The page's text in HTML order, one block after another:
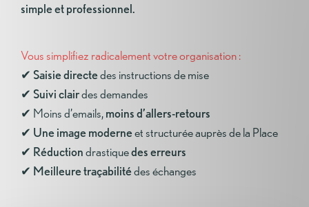
simple et professionnel.
Vous simplifiez radicalement votre organisation :
✔ Saisie directedes instructions de mise
✔ Suivi clairdes demandes
✔ Moins d’emails,moins d’allers-retours
✔ Une image moderneet structurée auprès de la Place
✔ Réductiondrastiquedes erreurs
✔ Meilleure traçabilitédes échanges